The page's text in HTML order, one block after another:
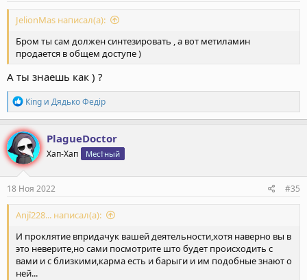
JelionMas написал(а):
Бром ты сам должен синтезировать , а вот метиламин
продается в общем доступе )
А ты знаешь как ) ?
Р
е
а
к
ц
и
и
:
Кing и Дядько Федiр
PlagueDoctor
Хап-Хап Мес†ный
18 Ноя 2022 #35
Anjî228... написал(а):
И проклятие впридачук вашей деятельности,хотя наверно вы в
это неверите,но сами посмотрите што будет происходить с
вами и с близкими,карма есть и барыги и им подобные знают о
ней...